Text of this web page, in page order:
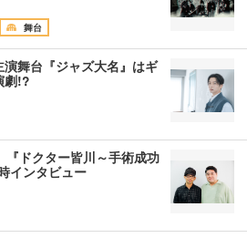
舞台
舞台『ジャズ大名』はギ
劇!?
ドクター皆川～手術成功
インタビュー